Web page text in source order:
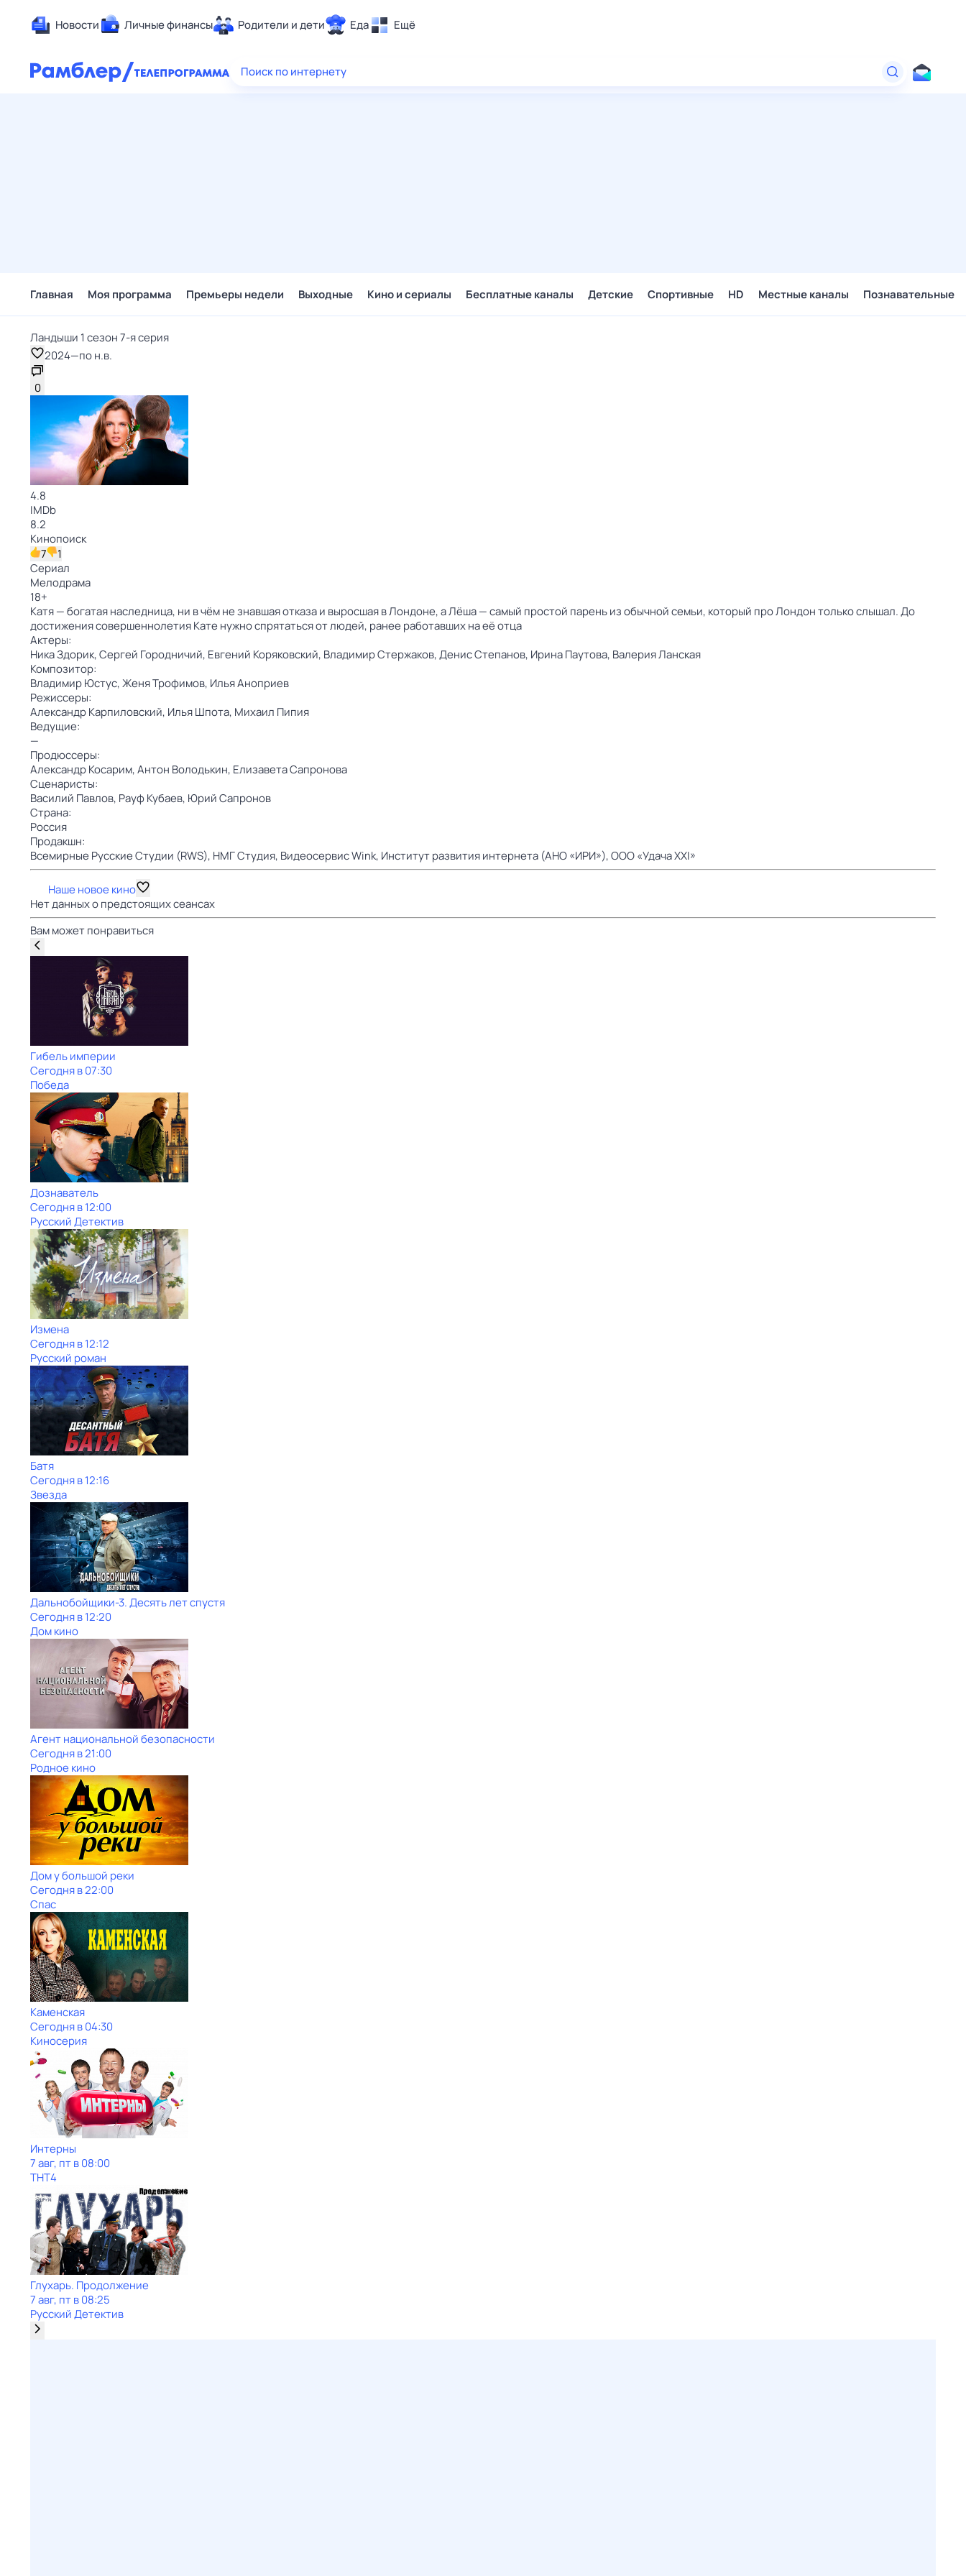
Новости Личные финансы Родители и дети Еда Ещё
Здоровье
Поиск по интернету
Главная Моя программа Премьеры недели Выходные Кино и сериалы Бесплатные каналы Детские Спортивные HD Местные каналы Познавательные
Ландыши 1 сезон 7-я серия
2024—по н.в.
0
4.8
IMDb
8.2
Кинопоиск
7
1
Сериал
Мелодрама
18+
Катя — богатая наследница, ни в чём не знавшая отказа и выросшая в Лондоне, а Лёша — самый простой парень из обычной семьи, который про Лондон только слышал. До
достижения совершеннолетия Кате нужно спрятаться от людей, ранее работавших на её отца
Актеры:
Ника Здорик,Сергей Городничий, Евгений Коряковский, Владимир Стержаков,Денис Степанов, Ирина Паутова, Валерия Ланская
Композитор:
Владимир Юстус,Женя Трофимов, Илья Аноприев
Режиссеры:
Александр Карпиловский, Илья Шпота, Михаил Пипия
Ведущие:
—
Продюссеры:
Александр Косарим,Антон Володькин, Елизавета Сапронова
Сценаристы:
Василий Павлов, Рауф Кубаев, Юрий Сапронов
Страна:
Россия
Продакшн:
Всемирные Русские Студии (RWS), НМГ Студия, Видеосервис Wink, Институт развития интернета (АНО «ИРИ»),ООО «Удача XXI»
Наше новое кино
Нет данных о предстоящих сеансах
Вам может понравиться
Гибель империи
Сегодня в 07:30
Победа
Дознаватель
Сегодня в 12:00
Русский Детектив
Измена
Сегодня в 12:12
Русский роман
Батя
Сегодня в 12:16
Звезда
Дальнобойщики-3. Десять лет спустя
Сегодня в 12:20
Дом кино
Агент национальной безопасности
Сегодня в 21:00
Родное кино
Дом у большой реки
Сегодня в 22:00
Спас
Каменская
Сегодня в 04:30
Киносерия
Интерны
7 авг, пт в 08:00
ТНТ4
Глухарь. Продолжение
7 авг, пт в 08:25
Русский Детектив